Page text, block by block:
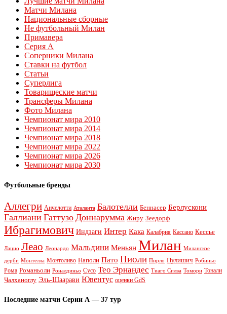
Матчи Милана
Национальные сборные
Не футбольный Милан
Примавера
Серия А
Соперники Милана
Ставки на футбол
Статьи
Суперлига
Товарищеские матчи
Трансферы Милана
Фото Милана
Чемпионат мира 2010
Чемпионат мира 2014
Чемпионат мира 2018
Чемпионат мира 2022
Чемпионат мира 2026
Чемпионат мира 2030
Футбольные бренды
Аллегри Анчелотти Аталанта Балотелли Беннасер Берлускони
Галлиани Гаттузо Доннарумма Жиру Зеедорф
Ибрагимович Индзаги Интер Кака Калабрия Кассано Кессье
Лацио Леао Леонардо Мальдини Меньян Милан Миланское
дерби Монтелла Монтоливо Наполи Пато Пиоли Пирло Пулишич Робиньо
Рома Романьоли Роналдиньо Сусо Тео Эрнандес Тиаго Силва Томори Тонали
Чалханоглу Эль-Шаарави Ювентус оценки GdS
Последние матчи Серии А — 37 тур